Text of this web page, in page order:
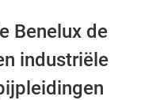
Benelux de
industriële